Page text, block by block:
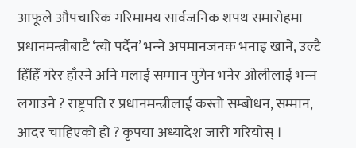
आफूले औपचारिक गरिमामय सार्वजनिक शपथ समारोहमा
प्रधानमन्त्रीबाटै ‘त्यो पर्दैन’ भन्‍ने अपमानजनक भनाइ खाने, उल्टै
हिँहिँ गरेर हाँस्‍ने अनि मलाई सम्मान पुगेन भनेर ओलीलाई भन्‍न
लगाउने ? राष्ट्रपति र प्रधानमन्त्रीलाई कस्तो सम्बोधन, सम्मान,
आदर चाहिएको हो ? कृपया अध्यादेश जारी गरियोस् ।